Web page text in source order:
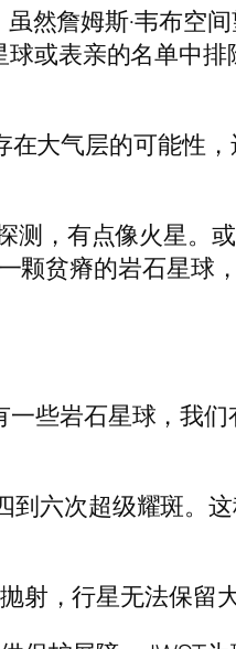
然詹姆斯·韦布空
或表亲的名单中排
大气层的可能性
测，有点像火星。
颗贫瘠的岩石星球
一些岩石星球，我们
到六次超级耀斑。
，行星无法保留大